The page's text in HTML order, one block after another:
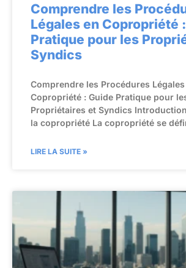
Comprendre les
Légales en Copropriété
Pratique pour les
Syndics
Comprendre les Procédures Légales
Copropriété : Guide Pratique pour
Propriétaires et Syndics
la copropriété La copropriété se
LIRE LA SUITE »